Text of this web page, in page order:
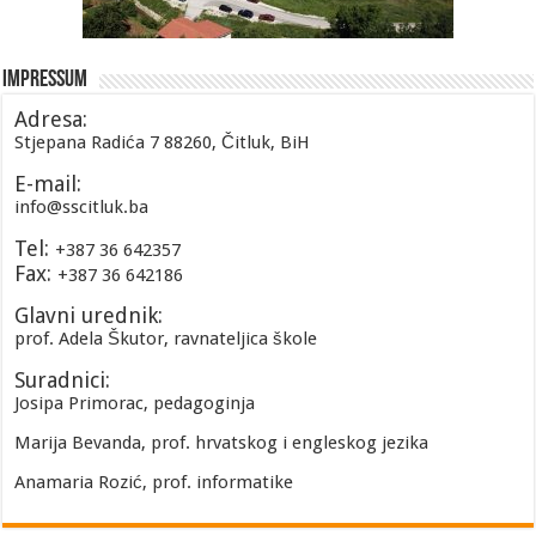
Impressum
Adresa:
Stjepana Radića 7 88260, Čitluk, BiH
E-mail:
info@sscitluk.ba
Tel: +387 36 642357
Fax: +387 36 642186
Glavni urednik:
prof. Adela Škutor, ravnateljica škole
Suradnici:
Josipa Primorac, pedagoginja
Marija Bevanda, prof. hrvatskog i engleskog jezika
Anamaria Rozić, prof. informatike